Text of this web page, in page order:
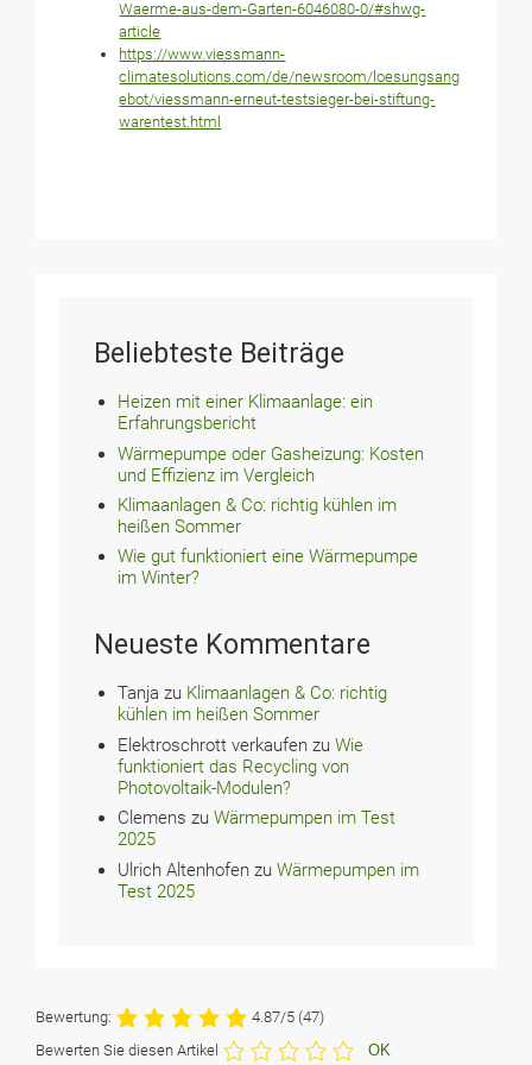
Waerme-aus-dem-Garten-6046080-0/#shwg-
article
https://www.viessmann-
climatesolutions.com/de/newsroom/loesungsang
ebot/viessmann-erneut-testsieger-bei-stiftung-
warentest.html
Beliebteste Beiträge
Heizen mit einer Klimaanlage: ein
Erfahrungsbericht
Wärmepumpe oder Gasheizung: Kosten
und Effizienz im Vergleich
Klimaanlagen & Co: richtig kühlen im
heißen Sommer
Wie gut funktioniert eine Wärmepumpe
im Winter?
Neueste Kommentare
Tanja zu Klimaanlagen & Co: richtig
kühlen im heißen Sommer
Elektroschrott verkaufen zuWie
funktioniert das Recycling von
Photovoltaik-Modulen?
Clemens zuWärmepumpen im Test
2025
Ulrich Altenhofen zuWärmepumpen im
Test 2025
Bewertung: 4.87/5 (47)
Bewerten Sie diesen Artikel